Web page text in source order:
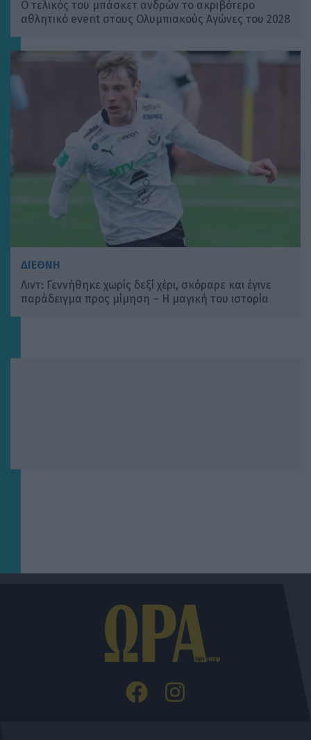
Ο τελικός του μπάσκετ ανδρών το ακριβότερο
αθλητικό event στους Ολυμπιακούς Αγώνες του 2028
ΔΙΕΘΝΗ
Λιντ: Γεννήθηκε χωρίς δεξί χέρι, σκόραρε και έγινε
παράδειγμα προς μίμηση – Η μαγική του ιστορία